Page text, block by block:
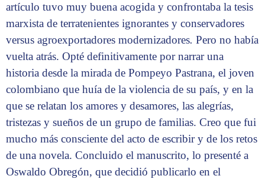
artículo tuvo muy buena acogida y confrontaba la tesis
marxista de terratenientes ignorantes y conservadores
versus agroexportadores modernizadores. Pero no había
vuelta atrás. Opté definitivamente por narrar una
historia desde la mirada de Pompeyo Pastrana, el joven
colombiano que huía de la violencia de su país, y en la
que se relatan los amores y desamores, las alegrías,
tristezas y sueños de un grupo de familias. Creo que fui
mucho más consciente del acto de escribir y de los retos
de una novela. Concluido el manuscrito, lo presenté a
Oswaldo Obregón, que decidió publicarlo en el